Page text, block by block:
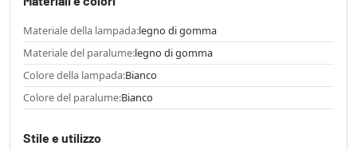
Materiale della lampada:legno di gomma
Materiale del paralume:legno di gomma
Colore della lampada:Bianco
Colore del paralume:Bianco
Stile e utilizzo